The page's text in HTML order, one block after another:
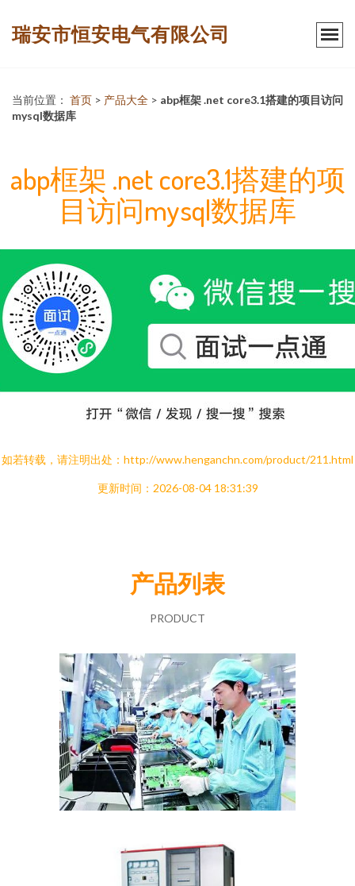
瑞安市恒安电气有限公司
当前位置： 首页 > 产品大全 > abp框架 .net core3.1搭建的项目访问
mysql数据库
abp框架 .net core3.1搭建的项
目访问mysql数据库
如若转载，请注明出处：http://www.henganchn.com/product/211.html
更新时间：2026-08-04 18:31:39
产品列表
PRODUCT